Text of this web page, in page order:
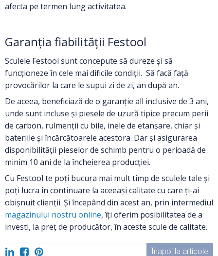
afecta pe termen lung activitatea.
Garanția fiabilității Festool
Sculele Festool sunt concepute să dureze și să
funcționeze în cele mai dificile condiții. Să facă față
provocărilor la care le supui zi de zi, an după an.
De aceea, beneficiază de o garanție all inclusive de 3 ani,
unde sunt incluse și piesele de uzură tipice precum perii
de carbon, rulmenții cu bile, inele de etanșare, chiar și
bateriile și încărcătoarele acestora. Dar și asigurarea
disponibilității pieselor de schimb pentru o perioadă de
minim 10 ani de la încheierea producției.
Cu Festool te poți bucura mai mult timp de sculele tale și
poți lucra în continuare la aceeași calitate cu care ți-ai
obișnuit clienții. Și începând din acest an, prin intermediul
magazinului nostru online, îți oferim posibilitatea de a
investi, la preț de producător, în aceste scule de calitate.
Înapoi la articole